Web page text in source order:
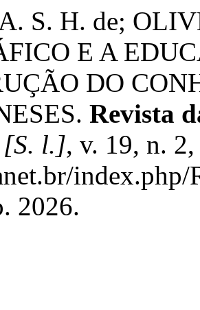
S. H. de;
E A
DO
Revista
[S. l.], v. 19, n.
2026.